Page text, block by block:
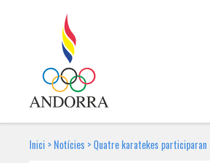
Inici > Notícies > Quatre karatekes participaran